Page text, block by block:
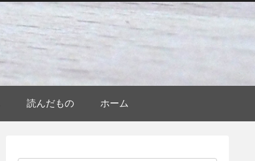
読んだもの ホーム